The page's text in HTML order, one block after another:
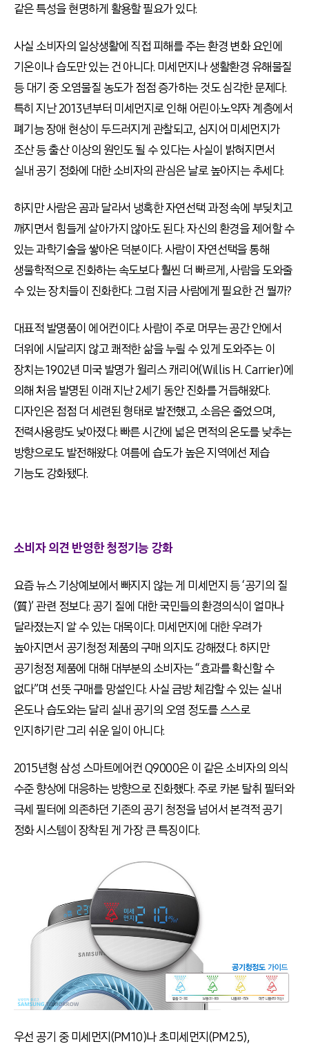
같은 특성을 현명하게 활용할 필요가 있다.
사실 소비자의 일상생활에 직접 피해를 주는 환경 변화 요인에
기온이나 습도만 있는 건 아니다. 미세먼지나 생활환경 유해물질
등 대기 중 오염물질 농도가 점점 증가하는 것도 심각한 문제다.
특히 지난 2013년부터 미세먼지로 인해 어린이·노약자 계층에서
폐기능 장애 현상이 두드러지게 관찰되고, 심지어 미세먼지가
조산 등 출산 이상의 원인도 될 수 있다는 사실이 밝혀지면서
실내 공기 정화에 대한 소비자의 관심은 날로 높아지는 추세다.
하지만 사람은 곰과 달라서 냉혹한 자연선택 과정 속에 부딪치고
깨지면서 힘들게 살아가지 않아도 된다. 자신의 환경을 제어할 수
있는 과학기술을 쌓아온 덕분이다. 사람이 자연선택을 통해
생물학적으로 진화하는 속도보다 훨씬 더 빠르게, 사람을 도와줄
수 있는 장치들이 진화한다. 그럼 지금 사람에게 필요한 건 뭘까?
대표적 발명품이 에어컨이다. 사람이 주로 머무는 공간 안에서
더위에 시달리지 않고 쾌적한 삶을 누릴 수 있게 도와주는 이
장치는 1902년 미국 발명가 윌리스 캐리어(Willis H. Carrier)에
의해 처음 발명된 이래 지난 2세기 동안 진화를 거듭해왔다.
디자인은 점점 더 세련된 형태로 발전했고, 소음은 줄었으며,
전력사용량도 낮아졌다. 빠른 시간에 넓은 면적의 온도를 낮추는
방향으로도 발전해왔다. 여름에 습도가 높은 지역에선 제습
기능도 강화됐다.
소비자 의견 반영한 청정기능 강화
요즘 뉴스 기상예보에서 빠지지 않는 게 미세먼지 등 ‘공기의 질
(質)’ 관련 정보다. 공기 질에 대한 국민들의 환경의식이 얼마나
달라졌는지 알 수 있는 대목이다. 미세먼지에 대한 우려가
높아지면서 공기청정 제품의 구매 의지도 강해졌다. 하지만
공기청정 제품에 대해 대부분의 소비자는 “효과를 확신할 수
없다”며 선뜻 구매를 망설인다. 사실 금방 체감할 수 있는 실내
온도나 습도와는 달리 실내 공기의 오염 정도를 스스로
인지하기란 그리 쉬운 일이 아니다.
2015년형 삼성 스마트에어컨 Q9000은 이 같은 소비자의 의식
수준 향상에 대응하는 방향으로 진화했다. 주로 카본 탈취 필터와
극세 필터에 의존하던 기존의 공기 청정을 넘어서 본격적 공기
정화 시스템이 장착된 게 가장 큰 특징이다.
우선 공기 중 미세먼지(PM10)나 초미세먼지(PM2.5),